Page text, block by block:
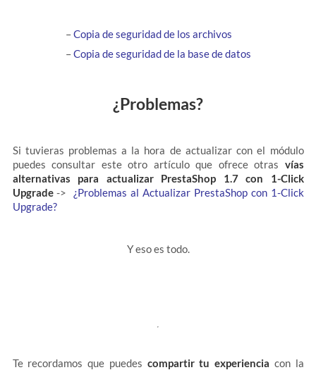
–Copia de seguridad de los archivos
–Copia de seguridad de la base de datos
¿Problemas?
Si tuvieras problemas a la hora de actualizar con el módulo
puedes consultar este otro artículo que ofrece otras vías
alternativas para actualizar PrestaShop 1.7 con 1-Click
Upgrade->
¿Problemas al Actualizar PrestaShop con 1-Click
Upgrade?
Y eso es todo.
Te recordamos que puedes compartir tu experiencia con la